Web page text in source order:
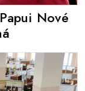
Nové